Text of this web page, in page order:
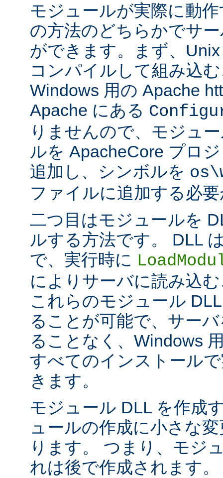
モジュールが実際に動
の方法のどちらかでサ
ができます。まず、
コンパイルして組み込
Windows 用の Apache
Apache にある
りませんので、モジュ
ルを ApacheCore プロ
追加し、シンボルを
ファイルに追加する必
二つ目はモジュールを
ルする方法です。 DLL
で、実行時に
によりサーバに読み込
これらのモジュール
ることが可能で、サー
ることなく、Windows
すべてのインストール
きます。
モジュール DLL を作成
ュールの作成に小さな
ります。 つまり、モジ
れは後で作成されます